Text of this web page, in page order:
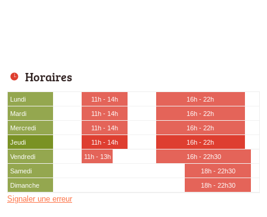
Horaires
Lundi 11h - 14h
16h - 22h
Mardi
11h - 14h
16h - 22h
Mercredi
11h - 14h
16h - 22h
Jeudi
11h - 14h
16h - 22h
Vendredi
11h - 13h
16h - 22h30
Samedi
18h - 22h30
Dimanche
18h - 22h30
Signaler une erreur